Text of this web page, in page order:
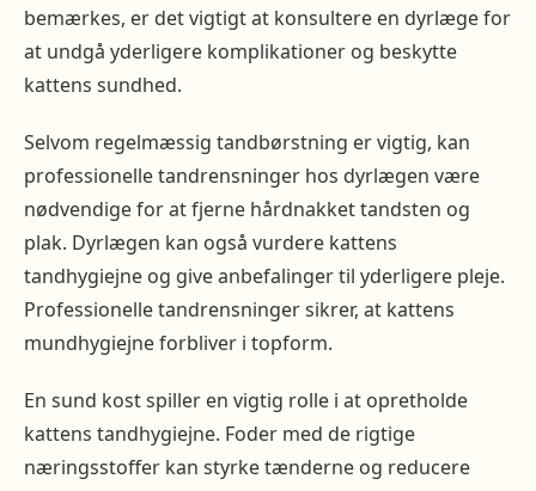
bemærkes, er det vigtigt at konsultere en dyrlæge for
at undgå yderligere komplikationer og beskytte
kattens sundhed.
Selvom regelmæssig tandbørstning er vigtig, kan
professionelle tandrensninger hos dyrlægen være
nødvendige for at fjerne hårdnakket tandsten og
plak. Dyrlægen kan også vurdere kattens
tandhygiejne og give anbefalinger til yderligere pleje.
Professionelle tandrensninger sikrer, at kattens
mundhygiejne forbliver i topform.
En sund kost spiller en vigtig rolle i at opretholde
kattens tandhygiejne. Foder med de rigtige
næringsstoffer kan styrke tænderne og reducere